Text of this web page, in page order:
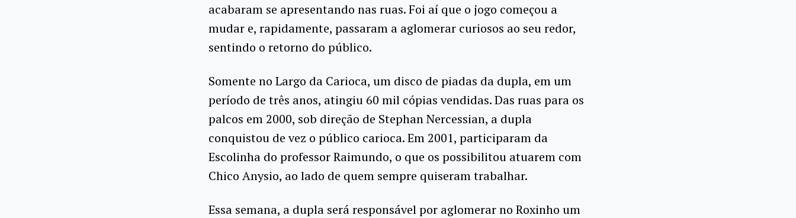
acabaram se apresentando nas ruas. Foi aí que o jogo começou a
mudar e, rapidamente, passaram a aglomerar curiosos ao seu redor,
sentindo o retorno do público.
Somente no Largo da Carioca, um disco de piadas da dupla, em um
período de três anos, atingiu 60 mil cópias vendidas. Das ruas para os
palcos em 2000, sob direção de Stephan Nercessian, a dupla
conquistou de vez o público carioca. Em 2001, participaram da
Escolinha do professor Raimundo, o que os possibilitou atuarem com
Chico Anysio, ao lado de quem sempre quiseram trabalhar.
Essa semana, a dupla será responsável por aglomerar no Roxinho um